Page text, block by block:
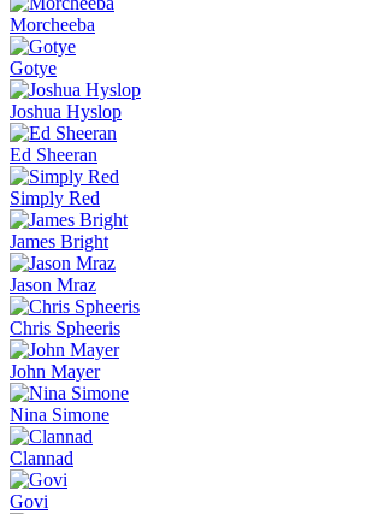
Morcheeba
Gotye
Joshua Hyslop
Ed Sheeran
Simply Red
James Bright
Jason Mraz
Chris Spheeris
John Mayer
Nina Simone
Clannad
Govi